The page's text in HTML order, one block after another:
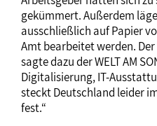
gekümmert. Außerdem
ausschließlich auf Papier
Amt bearbeitet werden.
sagte dazu der WELT AM
Digitalisierung, IT-
steckt Deutschland leider
fest.“